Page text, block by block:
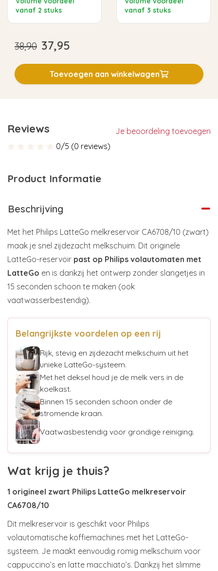
vanaf 2 stuks
vanaf 3 stuks
38,90 37,95
Toevoegen aan winkelwagen
Reviews
Je beoordeling toevoegen
0/5 (0 reviews)
Product Informatie
Beschrijving
Met het Philips LatteGo melkreservoir CA6708/10 (zwart)
maak je snel zijdezacht melkschuim. Dit originele
LatteGo-reservoir past op Philips volautomaten met
LatteGo en is dankzij het ontwerp zonder slangetjes in
15 seconden schoon te maken (ook
vaatwasserbestendig).
Belangrijkste voordelen op een rij
Rijk, stevig en zijdezacht melkschuim uit het
unieke LatteGo-systeem.
Met het deksel houd je de melk vers in de
koelkast.
Binnen 15 seconden schoon onder de
stromende kraan.
Vaatwasbestendig voor grondige reiniging.
Wat krijg je thuis?
1 origineel zwart Philips LatteGo melkreservoir
CA6708/10
Dit melkreservoir is geschikt voor Philips
volautomatische koffiemachines met het LatteGo-
systeem. Je maakt eenvoudig romig melkschuim voor
cappuccino’s en latte macchiato’s. Dankzij het slimme